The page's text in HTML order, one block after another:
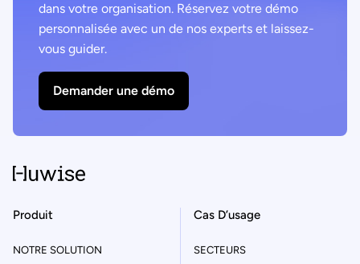
dans votre organisation. Réservez votre démo
personnalisée avec un de nos experts et laissez-
vous guider.
Demander une démo
Produit
NOTRE SOLUTION
Cas D’usage
SECTEURS